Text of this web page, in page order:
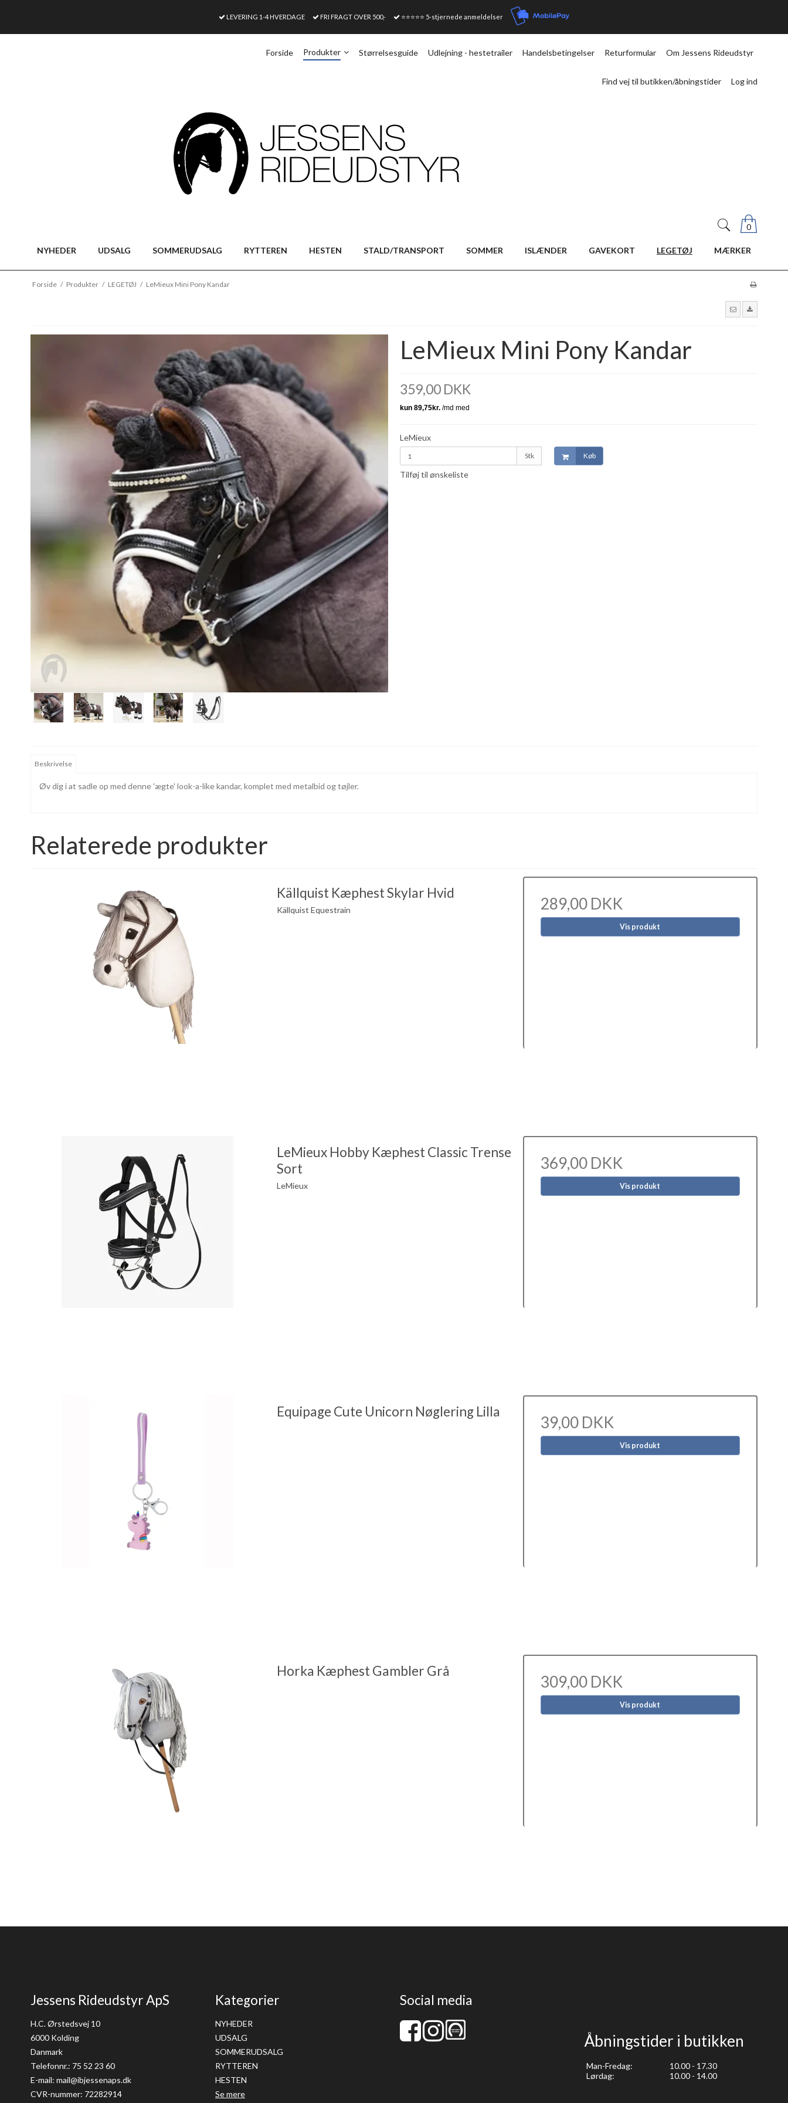
LEVERING 1-4 HVERDAGE FRI FRAGT OVER 500,- ⭐⭐⭐⭐⭐ 5-stjernede anmeldelser
Forside Produkter Størrelsesguide Udlejning - hestetrailer Handelsbetingelser Returformular Om Jessens Rideudstyr
Find vej til butikken/åbningstider Log ind
0
NYHEDER UDSALG SOMMERUDSALG RYTTEREN HESTEN STALD/TRANSPORT SOMMER ISLÆNDER GAVEKORT LEGETØJ MÆRKER
Forside / Produkter / LEGETØJ / LeMieux Mini Pony Kandar
LeMieux Mini Pony Kandar
359,00 DKK
LeMieux
Stk Køb
Tilføj til ønskeliste
Beskrivelse
Øv dig i at sadle op med denne 'ægte' look-a-like kandar, komplet med metalbid og tøjler.
Relaterede produkter
Källquist Kæphest Skylar Hvid
Källquist Equestrain 289,00 DKK
Vis produkt
LeMieux Hobby Kæphest Classic Trense
Sort
LeMieux
369,00 DKK
Vis produkt
Equipage Cute Unicorn Nøglering Lilla
39,00 DKK
Vis produkt
Horka Kæphest Gambler Grå
309,00 DKK
Vis produkt
Jessens Rideudstyr ApS
H.C. Ørstedsvej 10
6000 Kolding
Danmark
Telefonnr.: 75 52 23 60
E-mail: mail@ibjessenaps.dk
CVR-nummer: 72282914
Kategorier
NYHEDER
UDSALG
SOMMERUDSALG
RYTTEREN
HESTEN
Se mere
Social media
Åbningstider i butikken
Man-Fredag:
10.00 - 17.30
Lørdag:
10.00 - 14.00